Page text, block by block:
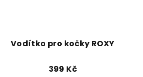
Vodítko pro kočky ROXY
399 Kč